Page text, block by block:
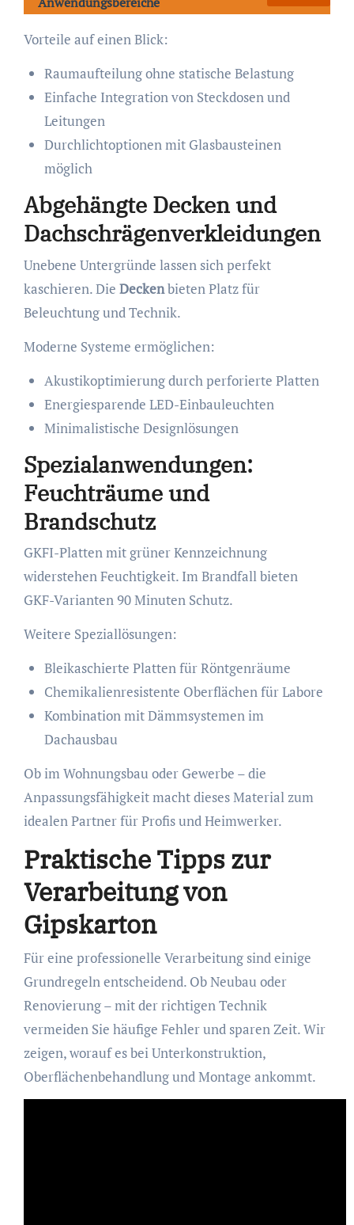
Vorteile auf einen Blick:
Raumaufteilung ohne statische Belastung
Einfache Integration von Steckdosen und
Leitungen
Durchlichtoptionen mit Glasbausteinen
möglich
Abgehängte Decken und
Dachschrägenverkleidungen
Unebene Untergründe lassen sich perfekt
kaschieren. Die Deckenbieten Platz für
Beleuchtung und Technik.
Moderne Systeme ermöglichen:
Akustikoptimierung durch perforierte Platten
Energiesparende LED-Einbauleuchten
Minimalistische Designlösungen
Spezialanwendungen:
Feuchträume und
Brandschutz
GKFI-Platten mit grüner Kennzeichnung
widerstehen Feuchtigkeit. Im Brandfall bieten
GKF-Varianten 90 Minuten Schutz.
Weitere Speziallösungen:
Bleikaschierte Platten für Röntgenräume
Chemikalienresistente Oberflächen für Labore
Kombination mit Dämmsystemen im
Dachausbau
Ob im Wohnungsbau oder Gewerbe – die
Anpassungsfähigkeit macht dieses Material zum
idealen Partner für Profis und Heimwerker.
Praktische Tipps zur
Verarbeitung von
Gipskarton
Für eine professionelle Verarbeitung sind einige
Grundregeln entscheidend. Ob Neubau oder
Renovierung – mit der richtigen Technik
vermeiden Sie häufige Fehler und sparen Zeit. Wir
zeigen, worauf es bei Unterkonstruktion,
Oberflächenbehandlung und Montage ankommt.